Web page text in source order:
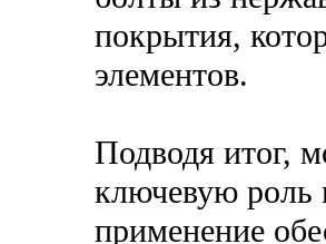
покрытия,
элементов.
Подводя итог,
ключевую роль
применение